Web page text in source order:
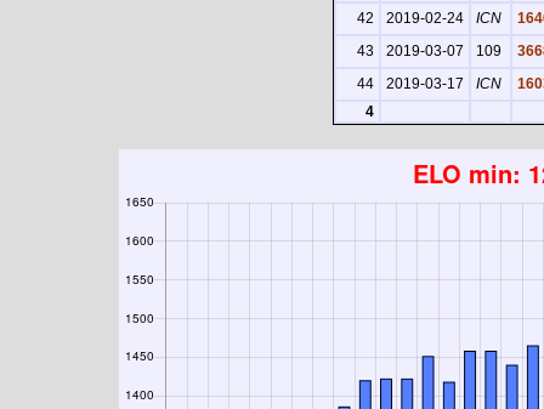
42
2019-02-24 ICN
43
2019-03-07 109
44
2019-03-17 ICN
4